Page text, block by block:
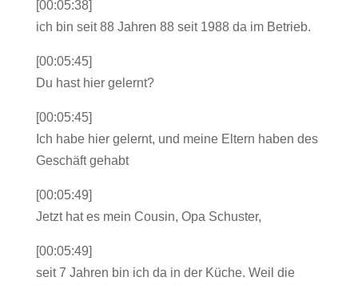
[00:05:38]
ich bin seit 88 Jahren 88 seit 1988 da im Betrieb.
[00:05:45]
Du hast hier gelernt?
[00:05:45]
Ich habe hier gelernt, und meine Eltern haben des
Geschäft gehabt
[00:05:49]
Jetzt hat es mein Cousin, Opa Schuster,
[00:05:49]
seit 7 Jahren bin ich da in der Küche. Weil die